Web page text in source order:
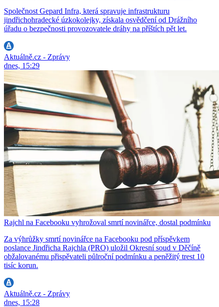
Společnost Gepard Infra, která spravuje infrastrukturu
jindřichohradecké úzkokolejky, získala osvědčení od Drážního
úřadu o bezpečnosti provozovatele dráhy na příštích pět let.
Aktuálně.cz - Zprávy
dnes, 15:29
Rajchl na Facebooku vyhrožoval smrtí novinářce, dostal podmínku
Za výhrůžky smrtí novinářce na Facebooku pod příspěvkem
poslance Jindřicha Rajchla (PRO) uložil Okresní soud v Děčíně
obžalovanému přispěvateli půlroční podmínku a peněžitý trest 10
tisíc korun.
Aktuálně.cz - Zprávy
dnes, 15:28